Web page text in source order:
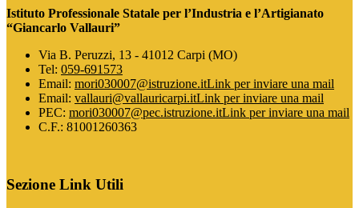
Istituto Professionale Statale per l’Industria e l’Artigianato
“Giancarlo Vallauri”
Via B. Peruzzi, 13 - 41012 Carpi (MO)
Tel: 059-691573
Email: mori030007@istruzione.itLink per inviare una mail
Email: vallauri@vallauricarpi.itLink per inviare una mail
PEC: mori030007@pec.istruzione.itLink per inviare una mail
C.F.: 81001260363
Sezione Link Utili